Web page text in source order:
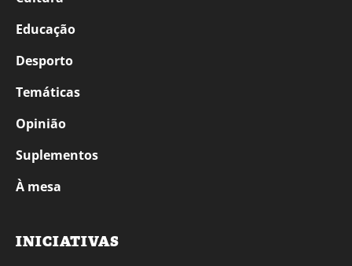
Educação
Desporto
Temáticas
Opinião
Suplementos
À mesa
INICIATIVAS